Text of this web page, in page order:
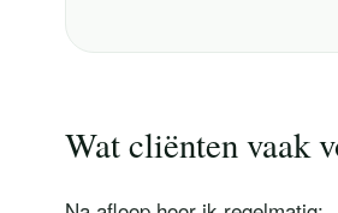
Wat cliënten vaak